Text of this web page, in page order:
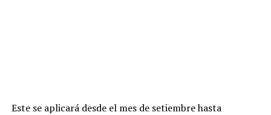
Este se aplicará desde el mes de setiembre hasta